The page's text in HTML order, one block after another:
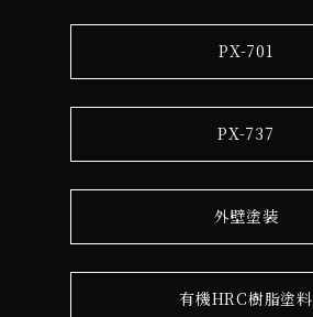
PX-701
PX-737
外壁塗装
有機HRC樹脂塗料